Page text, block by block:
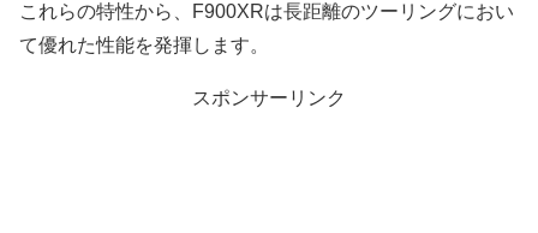
これらの特性から、F900XRは長距離のツーリングにおい
て優れた性能を発揮します。
スポンサーリンク